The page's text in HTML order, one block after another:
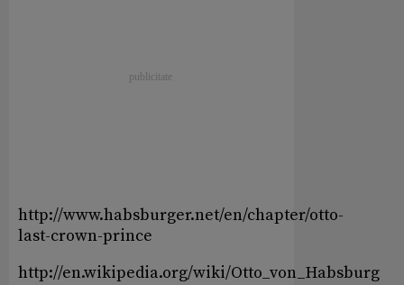
http://www.habsburger.net/en/chapter/otto-
last-crown-prince
http://en.wikipedia.org/wiki/Otto_von_Habsburg